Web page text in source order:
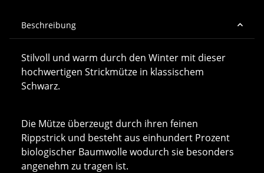
Beschreibung
Stilvoll und warm durch den Winter mit dieser
hochwertigen Strickmütze in klassischem
Schwarz.
Die Mütze überzeugt durch ihren feinen
Rippstrick und besteht aus einhundert Prozent
biologischer Baumwolle wodurch sie besonders
angenehm zu tragen ist.